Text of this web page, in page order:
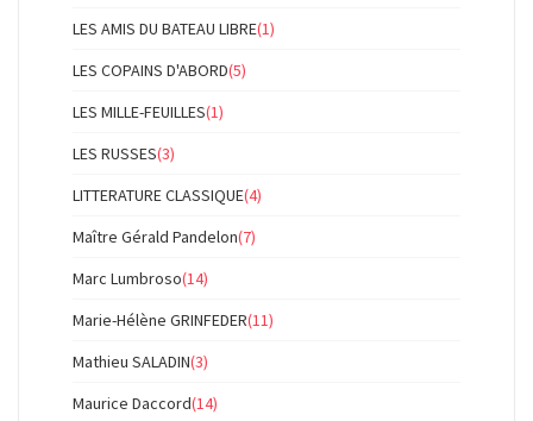
LES AMIS DU BATEAU LIBRE(1)
LES COPAINS D'ABORD(5)
LES MILLE-FEUILLES(1)
LES RUSSES(3)
LITTERATURE CLASSIQUE(4)
Maître Gérald Pandelon(7)
Marc Lumbroso(14)
Marie-Hélène GRINFEDER(11)
Mathieu SALADIN(3)
Maurice Daccord(14)